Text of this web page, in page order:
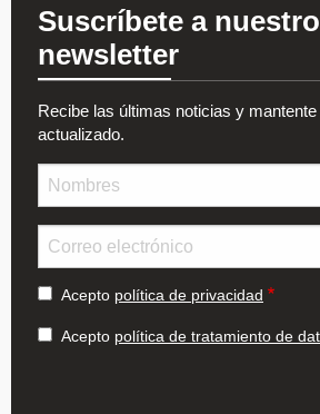
Suscríbete a nuestro
newsletter
Recibe las últimas noticias y
actualizado.
Acepto política de privacidad
Acepto política de tratamiento de